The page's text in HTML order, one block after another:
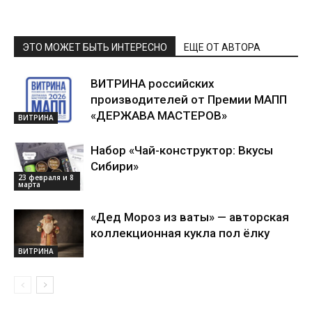
ЭТО МОЖЕТ БЫТЬ ИНТЕРЕСНО ЕЩЕ ОТ АВТОРА
ВИТРИНА
ВИТРИНА российских
производителей от Премии МАПП
«ДЕРЖАВА МАСТЕРОВ»
23 февраля и 8
марта
Набор «Чай-конструктор: Вкусы
Сибири»
ВИТРИНА
«Дед Мороз из ваты» — авторская
коллекционная кукла пол ёлку